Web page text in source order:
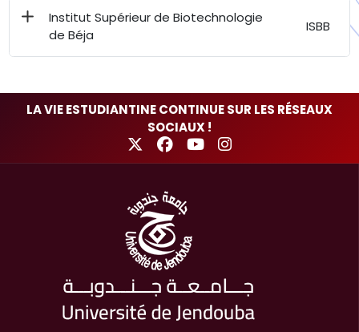
Institut Supérieur de Biotechnologie
de Béja
ISBB
LA VIE ESTUDIANTINE CONTINUE SUR LES RÉSEAUX
SOCIAUX !